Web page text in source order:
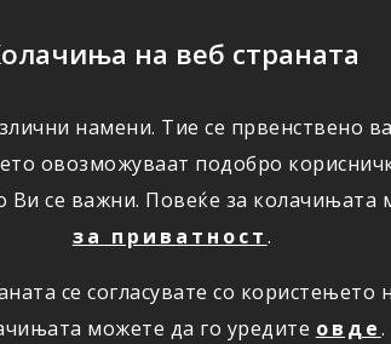
на веб страната
намени. Тие се првенствено
овозможуваат подобро
се важни. Повеќе за колачињата
за приватност.
се согласувате со
можете да го уредите овде.
КОРИСНО ЗА НАС